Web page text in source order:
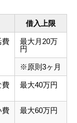
借入上限
費
最大月20万
円
※原則3ヶ月
費
最大40万円
費
最大60万円